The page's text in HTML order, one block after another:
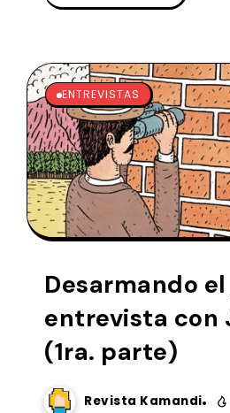
ENTREVISTAS
Desarmando
entrevista con
(1ra. parte)
Revista Kamandi